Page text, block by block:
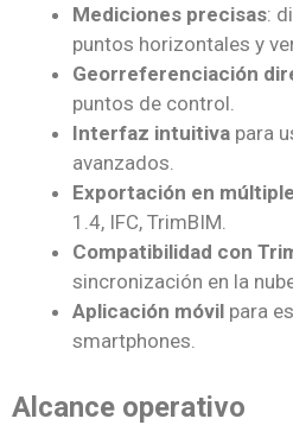
Mediciones precisas:
puntos horizontales y
Georreferenciación
puntos de control.
Interfaz intuitiva para
avanzados.
Exportación en
1.4, IFC, TrimBIM.
Compatibilidad con
sincronización en la
Aplicación móvil para
smartphones.
Alcance operativo